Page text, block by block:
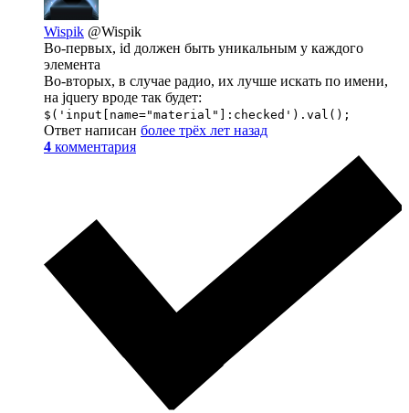
Wispik @Wispik
Во-первых, id должен быть уникальным у каждого
элемента
Во-вторых, в случае радио, их лучше искать по имени,
на jquery вроде так будет:
$('input[name="material"]:checked').val();
Ответ написан более трёх лет назад
4 комментария